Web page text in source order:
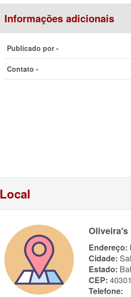
Informações adicionais
Publicado por -
Contato -
Local
Oliveira's
Endereço:
Cidade:
Estado:
CEP:
Telefone: